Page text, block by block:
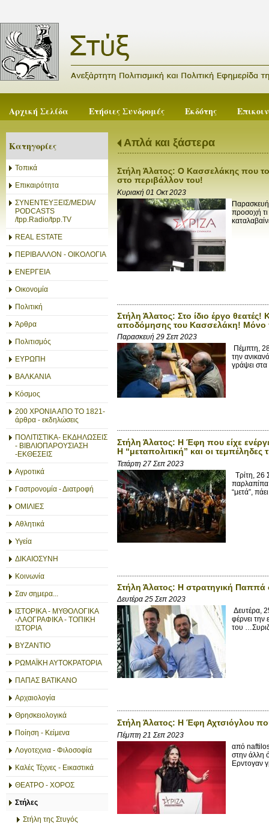
Αρχική Σελίδα Ετήσιες Συνδρομές Εκδότης
Κατηγορίες
Τοπικά
Επικαιρότητα
ΣΥΝΕΝΤΕΥΞΕΙΣ/MEDIA/
PODCASTS
/tpp.Radio/tpp.TV
REAL ESTATE
ΠΕΡΙΒΑΛΛΟΝ - ΟΙΚΟΛΟΓΙΑ
ΕΝΕΡΓΕΙΑ
Οικονομία
Πολιτική
Άρθρα
Πολιτισμός
ΕΥΡΩΠΗ
ΒΑΛΚΑΝΙΑ
Κόσμος
200 ΧΡΟΝΙΑ ΑΠΟ ΤΟ 1821-
άρθρα - εκδηλώσεις
ΠΟΛΙΤΙΣΤΙΚΑ- ΕΚΔΗΛΩΣΕΙΣ
- ΒΙΒΛΙΟΠΑΡΟΥΣΙΑΣΗ
-ΕΚΘΕΣΕΙΣ
Αγροτικά
Γαστρονομία - Διατροφή
ΟΜΙΛΙΕΣ
Αθλητικά
Υγεία
ΔΙΚΑΙΟΣΥΝΗ
Κοινωνία
Σαν σημερα...
ΙΣΤΟΡΙΚΑ - ΜΥΘΟΛΟΓΙΚΑ
-ΛΑΟΓΡΑΦΙΚΑ - ΤΟΠΙΚΗ
ΙΣΤΟΡΙΑ
ΒΥΖΑΝΤΙΟ
ΡΩΜΑΪΚΗ ΑΥΤΟΚΡΑΤΟΡΙΑ
ΠΑΠΑΣ ΒΑΤΙΚΑΝΟ
Αρχαιολογία
Θρησκειολογικά
Ποίηση - Κείμενα
Λογοτεχνια - Φιλοσοφία
Καλές Τέχνες - Εικαστικά
ΘΕΑΤΡΟ - ΧΟΡΟΣ
Στήλες
Στήλη της Στυγός
Απλά και ξάστερα
Στήλη Άλατος: Ο Κασσελάκης που
στο περιβάλλον του!
Κυριακή 01 Οκτ 2023
προσοχή
Στήλη Άλατος: Στο ίδιο έργο
αποδόμησης του Κασσελάκη! Μόνο
Παρασκευή 29 Σεπ 2023
Πέμπτη,
την
γράψει
Στήλη Άλατος: Η Έφη που είχε
Η “μεταπολιτική” και οι
Τετάρτη 27 Σεπ 2023
Τρίτη, 26
παρλαπίπα
“μετά”,
Στήλη Άλατος: Η στρατηγική
Δευτέρα 25 Σεπ 2023
Δευτέρα,
φέρνει την
του
Στήλη Άλατος: Η Έφη Αχτσιόγλου που
Πέμπτη 21 Σεπ 2023
από
στην άλλη
Ερντογαν